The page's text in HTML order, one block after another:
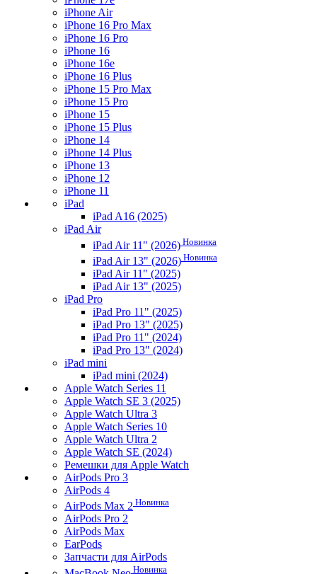
iPhone Air
iPhone 16 Pro Max
iPhone 16 Pro
iPhone 16
iPhone 16e
iPhone 16 Plus
iPhone 15 Pro Max
iPhone 15 Pro
iPhone 15
iPhone 15 Plus
iPhone 14
iPhone 14 Plus
iPhone 13
iPhone 12
iPhone 11
iPad
iPad A16 (2025)
iPad Air
iPad Air 11" (2026) Новинка
iPad Air 13" (2026) Новинка
iPad Air 11" (2025)
iPad Air 13" (2025)
iPad Pro
iPad Pro 11" (2025)
iPad Pro 13" (2025)
iPad Pro 11" (2024)
iPad Pro 13" (2024)
iPad mini
iPad mini (2024)
Apple Watch Series 11
Apple Watch SE 3 (2025)
Apple Watch Ultra 3
Apple Watch Series 10
Apple Watch Ultra 2
Apple Watch SE (2024)
Ремешки для Apple Watch
AirPods Pro 3
AirPods 4
AirPods Max 2 Новинка
AirPods Pro 2
AirPods Max
EarPods
Запчасти для AirPods
Новинка